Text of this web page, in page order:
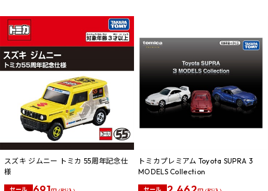
スズキ ジムニー トミカ 55周年記念仕
様
セール
トミカプレミアム Toyota SUPRA 3
MODELS Collection
セール